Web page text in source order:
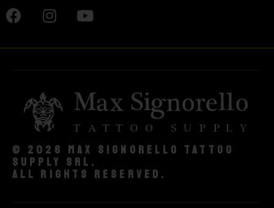
© 2026 Max Signorello Tattoo
supply srl.
All rights reserved.